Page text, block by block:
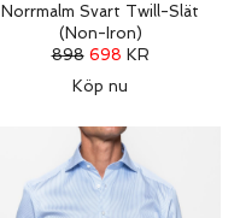
Norrmalm Svart Twill-Slät
(Non-Iron)
898 698 KR
Köp nu